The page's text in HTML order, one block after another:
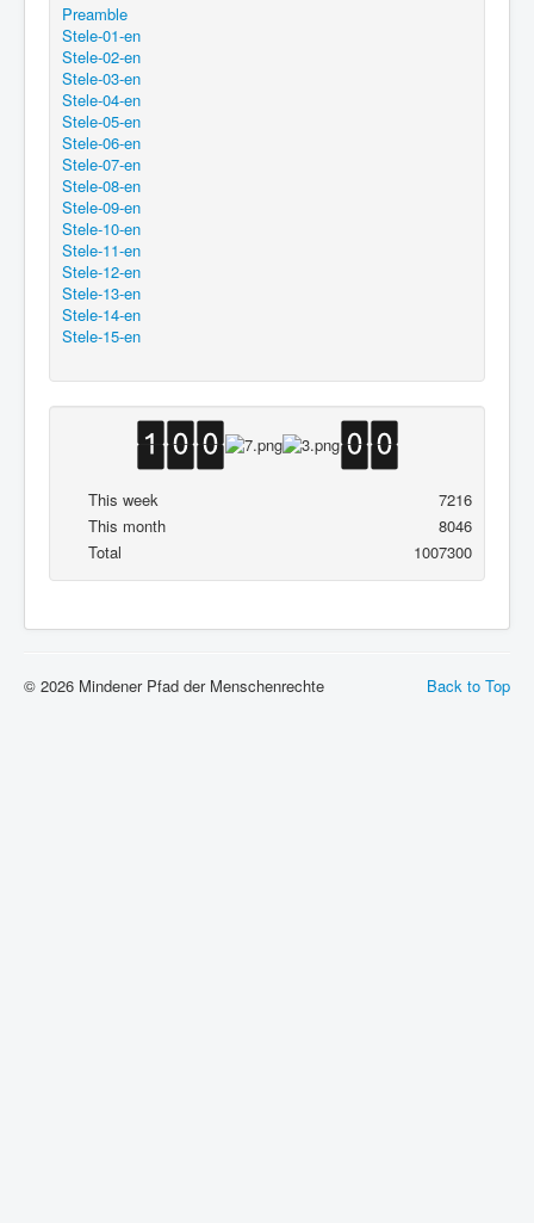
Preamble
Stele-01-en
Stele-02-en
Stele-03-en
Stele-04-en
Stele-05-en
Stele-06-en
Stele-07-en
Stele-08-en
Stele-09-en
Stele-10-en
Stele-11-en
Stele-12-en
Stele-13-en
Stele-14-en
Stele-15-en
This week
7216
This month
8046
Total
1007300
Back to Top
© 2026 Mindener Pfad der Menschenrechte